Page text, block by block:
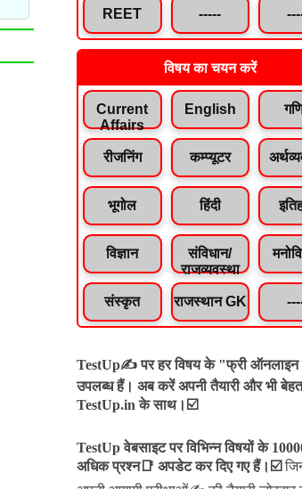
REET -----
विषय का चयन करें
Current
Affairs
English
रीजनिंग कम्प्यूटर
भूगोल हिंदी
विज्ञान
संविधान/
राजव्यवस्था
संस्कृत राजस्थान GK
TestUp✍️ पर हर विषय के "फ्री ऑनलाइन
उपलब्ध हैं। अब करें अपनी तैयारी और भी
TestUp.in के साथ।☑️
TestUp वेबसाइट पर विभिन्न विषयों के
अधिक प्रश्न📑 अपडेट कर दिए गए हैं। ☑️